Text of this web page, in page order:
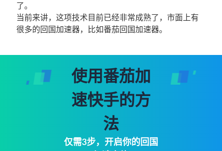
了。
当前来讲，这项技术目前已经非常成熟了，市面上有
很多的回国加速器，比如番茄回国加速器。
使用番茄加
速快手的方
法
仅需3步，开启你的回国